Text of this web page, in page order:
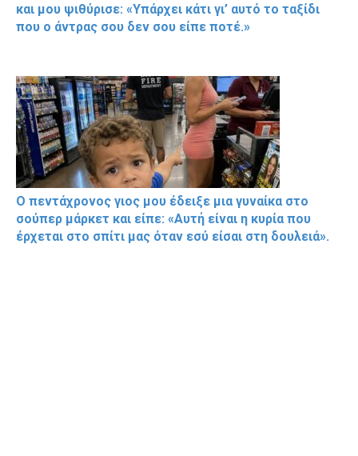
και μου ψιθύρισε: «Υπάρχει κάτι γι’ αυτό το ταξίδι
που ο άντρας σου δεν σου είπε ποτέ.»
Ο πεντάχρονος γιος μου έδειξε μια γυναίκα στο
σούπερ μάρκετ και είπε: «Αυτή είναι η κυρία που
έρχεται στο σπίτι μας όταν εσύ είσαι στη δουλειά».